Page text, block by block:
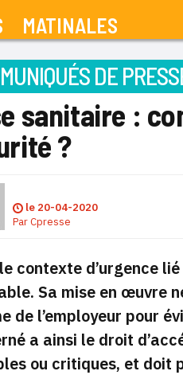
MATINALES
DE
sanitaire :
?
le 20-04-2020
ParCpresse
contexte d’urgence
Sa mise en œuvre
de l’employeur pour
a ainsi le droit
ou critiques, et doit